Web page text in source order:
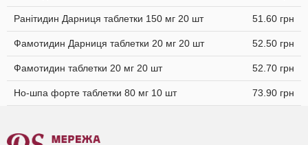
Ранітидин Дарниця таблетки 150 мг 20 шт 51.60 грн
Фамотидин Дарниця таблетки 20 мг 20 шт 52.50 грн
Фамотидин таблетки 20 мг 20 шт 52.70 грн
Но-шпа форте таблетки 80 мг 10 шт 73.90 грн